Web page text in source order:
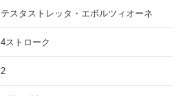
テスタストレッタ・エボルツィオーネ
4ストローク
2